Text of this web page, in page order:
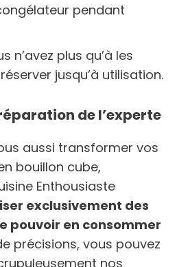
pendant
n’avez plus qu’à les
jusqu’à utilisation.
de l’experte
aussi transformer vos
bouillon cube,
Enthousiaste
exclusivement des
pouvoir en consommer
précisions, vous pouvez
nos